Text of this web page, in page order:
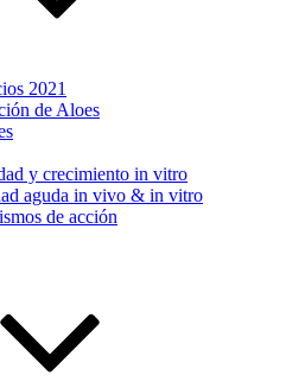
2021
de Aloes
y crecimiento in vitro
aguda in vivo & in vitro
de acción